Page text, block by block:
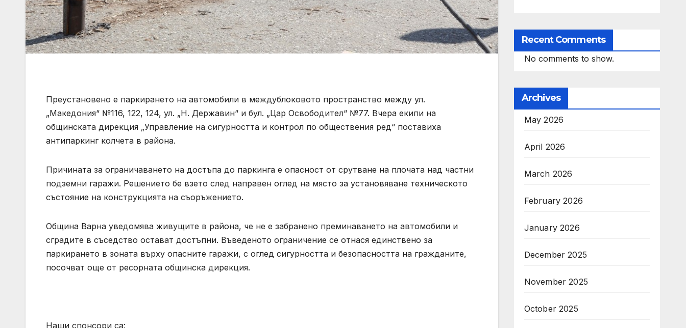
Преустановено е паркирането на автомобили в междублоковото пространство между ул.
„Македония“ №116, 122, 124, ул. „Н. Державин“ и бул. „Цар Освободител“ №77. Вчера екипи на
общинската дирекция „Управление на сигурността и контрол по обществения ред“ поставиха
антипаркинг колчета в района.
Причината за ограничаването на достъпа до паркинга е опасност от срутване на плочата над частни
подземни гаражи. Решението бе взето след направен оглед на място за установяване техническото
състояние на конструкцията на съоръжението.
Община Варна уведомява живущите в района, че не е забранено преминаването на автомобили и
сградите в съседство остават достъпни. Въведеното ограничение се отнася единствено за
паркирането в зоната върху опасните гаражи, с оглед сигурността и безопасността на гражданите,
посочват още от ресорната общинска дирекция.
Наши спонсори са:
Recent Comments
No comments to show.
Archives
May 2026
April 2026
March 2026
February 2026
January 2026
December 2025
November 2025
October 2025